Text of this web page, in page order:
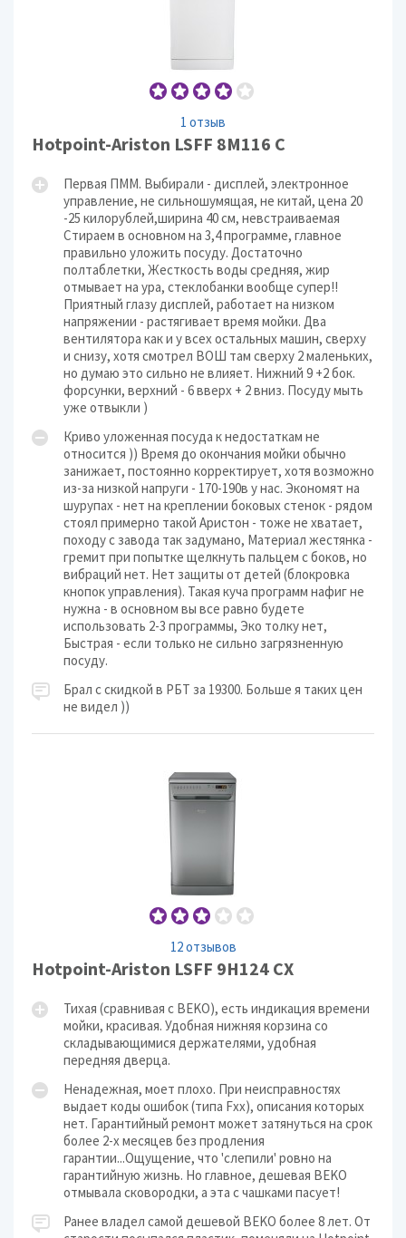
1 отзыв
Hotpoint-Ariston LSFF 8M116 C
Первая ПММ. Выбирали - дисплей, электронное
управление, не сильношумящая, не китай, цена 20
-25 килорублей,ширина 40 см, невстраиваемая
Стираем в основном на 3,4 программе, главное
правильно уложить посуду. Достаточно
полтаблетки, Жесткость воды средняя, жир
отмывает на ура, стеклобанки вообще супер!!
Приятный глазу дисплей, работает на низком
напряжении - растягивает время мойки. Два
вентилятора как и у всех остальных машин, сверху
и снизу, хотя смотрел ВОШ там сверху 2 маленьких,
но думаю это сильно не влияет. Нижний 9 +2 бок.
форсунки, верхний - 6 вверх + 2 вниз. Посуду мыть
уже отвыкли )
Криво уложенная посуда к недостаткам не
относится )) Время до окончания мойки обычно
занижает, постоянно корректирует, хотя возможно
из-за низкой напруги - 170-190в у нас. Экономят на
шурупах - нет на креплении боковых стенок - рядом
стоял примерно такой Аристон - тоже не хватает,
походу с завода так задумано, Материал жестянка -
гремит при попытке щелкнуть пальцем с боков, но
вибраций нет. Нет защиты от детей (блокровка
кнопок управления). Такая куча программ нафиг не
нужна - в основном вы все равно будете
использовать 2-3 программы, Эко толку нет,
Быстрая - если только не сильно загрязненную
посуду.
Брал с скидкой в РБТ за 19300. Больше я таких цен
не видел ))
12 отзывов
Hotpoint-Ariston LSFF 9H124 CX
Тихая (сравнивая с BEKO), есть индикация времени
мойки, красивая. Удобная нижняя корзина со
складывающимися держателями, удобная
передняя дверца.
Ненадежная, моет плохо. При неисправностях
выдает коды ошибок (типа Fxx), описания которых
нет. Гарантийный ремонт может затянуться на срок
более 2-х месяцев без продления
гарантии...Ощущение, что 'слепили' ровно на
гарантийную жизнь. Но главное, дешевая BEKO
отмывала сковородки, а эта с чашками пасует!
Ранее владел самой дешевой BEKO более 8 лет. От